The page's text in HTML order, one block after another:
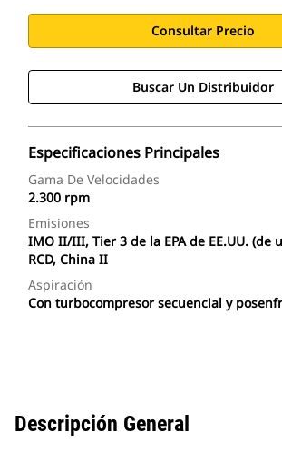
Consultar Precio
Buscar Un Distribuidor
Especificaciones Principales
Gama De Velocidades
2.300 rpm
Emisiones
IMO II/III, Tier 3 de la EPA de EE.UU. (de
RCD, China II
Aspiración
Con turbocompresor secuencial y
Descripción General